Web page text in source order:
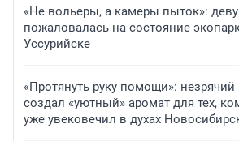
«Не вольеры, а камеры пыток»:
пожаловалась на состояние
Уссурийске
«Протянуть руку помощи»:
создал «уютный» аромат для тех,
уже увековечил в духах